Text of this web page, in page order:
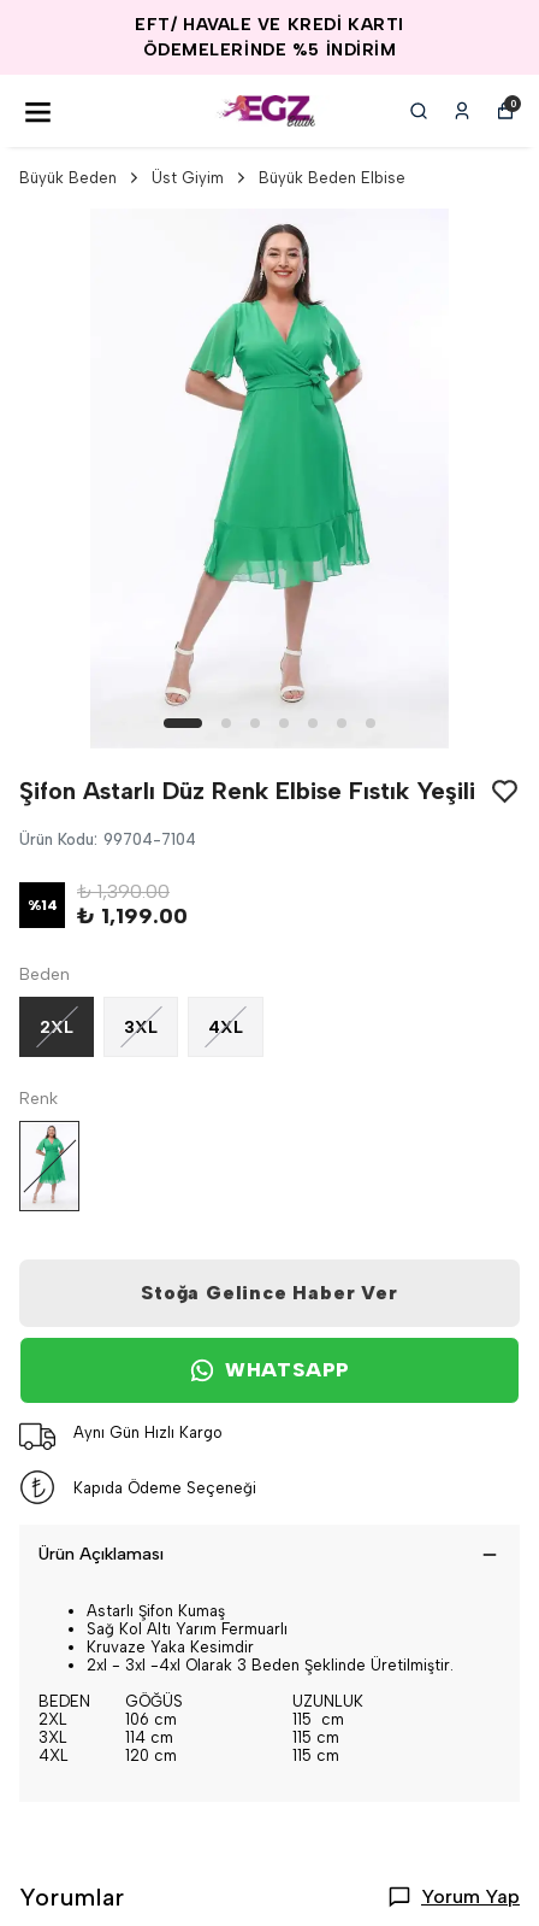
EFT/ HAVALE VE KREDİ KARTI
ÖDEMELERİNDE %5 İNDİRİM
0
Büyük Beden Üst Giyim Büyük Beden Elbise
Şifon Astarlı Düz Renk Elbise Fıstık Yeşili
Ürün Kodu: 99704-7104
%14
₺ 1,390.00
₺ 1,199.00
Beden
2XL 3XL 4XL
Renk
Stoğa Gelince Haber Ver
WHATSAPP
Aynı Gün Hızlı Kargo
Kapıda Ödeme Seçeneği
Ürün Açıklaması
Astarlı Şifon Kumaş
Sağ Kol Altı Yarım Fermuarlı
Kruvaze Yaka Kesimdir
2xl - 3xl -4xl Olarak 3 Beden Şeklinde Üretilmiştir.
BEDEN
GÖĞÜS
UZUNLUK
2XL 106 cm 115 cm
3XL
114 cm
115 cm
4XL
120 cm 115 cm
Yorumlar Yorum Yap